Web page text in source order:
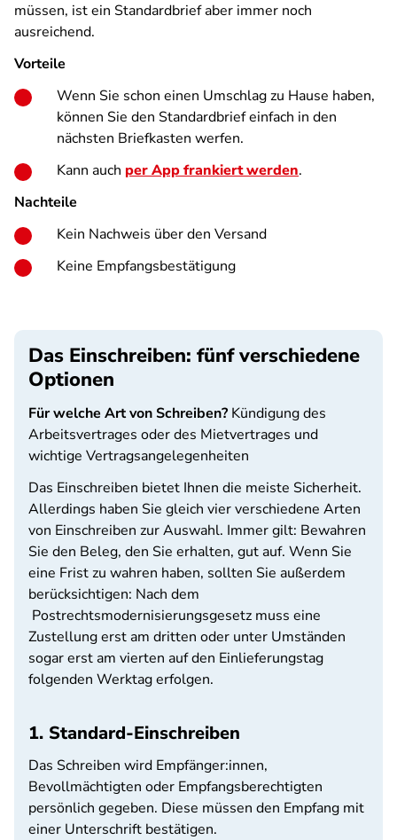
müssen, ist ein Standardbrief aber immer noch
ausreichend.
Vorteile
Wenn Sie schon einen Umschlag zu Hause haben,
können Sie den Standardbrief einfach in den
nächsten Briefkasten werfen.
Kann auch per App frankiert werden.
Nachteile
Kein Nachweis über den Versand
Keine Empfangsbestätigung
Das Einschreiben: fünf verschiedene
Optionen
Für welche Art von Schreiben? Kündigung des
Arbeitsvertrages oder des Mietvertrages und
wichtige Vertragsangelegenheiten
Das Einschreiben bietet Ihnen die meiste Sicherheit.
Allerdings haben Sie gleich vier verschiedene Arten
von Einschreiben zur Auswahl. Immer gilt: Bewahren
Sie den Beleg, den Sie erhalten, gut auf. Wenn Sie
eine Frist zu wahren haben, sollten Sie außerdem
berücksichtigen: Nach dem
Postrechtsmodernisierungsgesetz muss eine
Zustellung erst am dritten oder unter Umständen
sogar erst am vierten auf den Einlieferungstag
folgenden Werktag erfolgen.
1. Standard-Einschreiben
Das Schreiben wird Empfänger:innen,
Bevollmächtigten oder Empfangsberechtigten
persönlich gegeben. Diese müssen den Empfang mit
einer Unterschrift bestätigen.